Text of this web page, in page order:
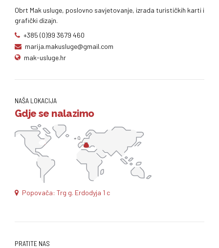
Obrt Mak usluge, poslovno savjetovanje, izrada turističkih karti i
grafički dizajn.
+385 (0)99 3679 460
marija.makusluge@gmail.com
mak-usluge.hr
NAŠA LOKACIJA
Gdje se nalazimo
Popovača: Trg g. Erdodyja 1 c
PRATITE NAS